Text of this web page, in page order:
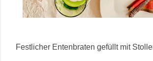
Festlicher Entenbraten gefüllt mit